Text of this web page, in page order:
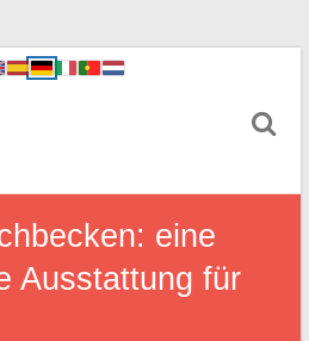
eine
Ausstattung für